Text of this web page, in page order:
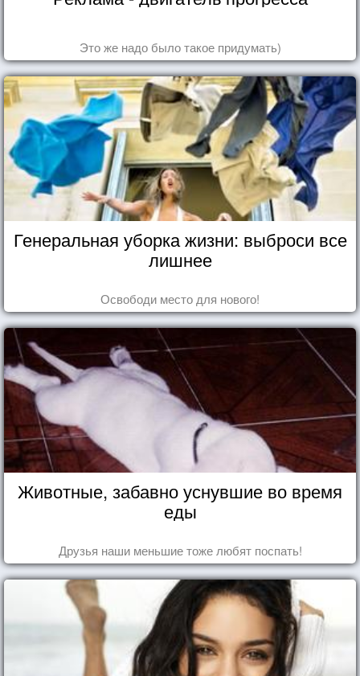
Это же надо было такое придумать)
Генеральная уборка жизни: выброси все
лишнее
Освободи место для нового!
Животные, забавно уснувшие во время
еды
Друзья наши меньшие тоже любят поспать!